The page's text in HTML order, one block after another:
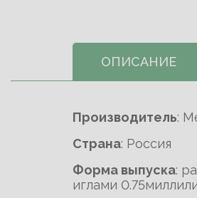
ОПИСАНИЕ
Производитель:
Cтрана: Россия
Форма выпуска:
иглами